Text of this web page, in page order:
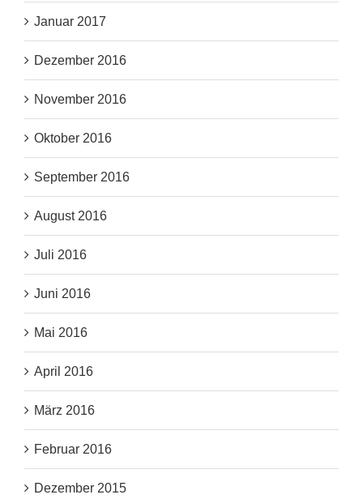
Januar 2017
Dezember 2016
November 2016
Oktober 2016
September 2016
August 2016
Juli 2016
Juni 2016
Mai 2016
April 2016
März 2016
Februar 2016
Dezember 2015